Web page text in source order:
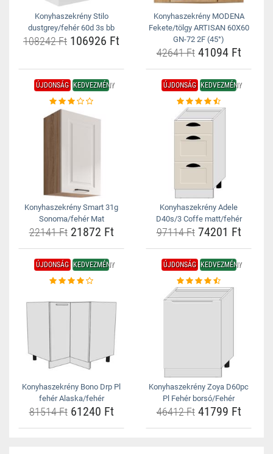
Konyhaszekrény Stilo
dustgrey/fehér 60d 3s bb
108242 Ft 106926 Ft
Konyhaszekrény MODENA
Fekete/tölgy ARTISAN 60X60
GN-72 2F (45°)
42641 Ft41094 Ft
ÚJDONSÁG KEDVEZMÉNY
Konyhaszekrény Smart 31g
Sonoma/fehér Mat
22141 Ft21872 Ft
ÚJDONSÁG KEDVEZMÉNY
Konyhaszekrény Adele
D40s/3 Coffe matt/fehér
97114 Ft74201 Ft
ÚJDONSÁG KEDVEZMÉNY
Konyhaszekrény Bono Drp Pl
fehér Alaska/fehér
81514 Ft61240 Ft
ÚJDONSÁG KEDVEZMÉNY
Konyhaszekrény Zoya D60pc
Pl Fehér borsó/Fehér
46412 Ft41799 Ft